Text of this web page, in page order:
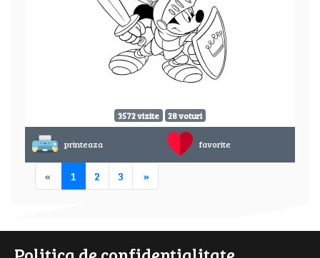
3572 vizite 28 voturi
printeaza favorite
« 1 2 3 »